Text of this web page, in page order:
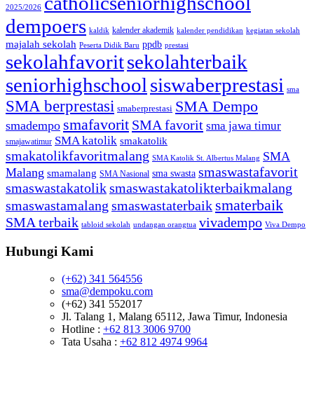
2025/2026
dempoers kaldik kalender akademik kalender pendidikan kegiatan sekolah
majalah sekolah Peserta Didik Baru ppdb prestasi
sekolahfavoritsekolahterbaik
seniorhighschool siswaberprestasi sma
SMA berprestasi smaberprestasi SMA Dempo
smadempo smafavorit SMA favorit sma jawa timur
smajawatimur SMA katolik smakatolik
smakatolikfavoritmalang SMA Katolik St. Albertus Malang SMA
Malang smamalang SMA Nasional sma swasta smaswastafavorit
smaswastakatoliksmaswastakatolikterbaikmalang
smaswastamalang smaswastaterbaik smaterbaik
SMA terbaik tabloid sekolah undangan orangtua vivadempo Viva Dempo
Hubungi Kami
(+62) 341 564556
sma@dempoku.com
(+62) 341 552017
Jl. Talang 1, Malang 65112, Jawa Timur, Indonesia
Hotline : +62 813 3006 9700
Tata Usaha : +62 812 4974 9964